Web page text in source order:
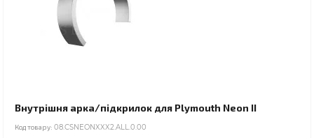
Внутрішня арка/підкрилок для Plymouth Neon II
Код товару: 08.CSNEONXXX2.ALL.0.00